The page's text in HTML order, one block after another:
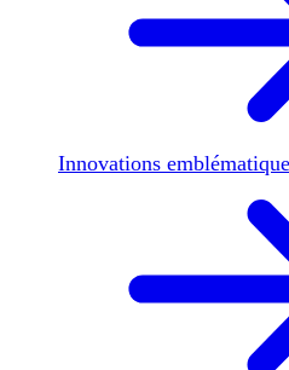
Innovations